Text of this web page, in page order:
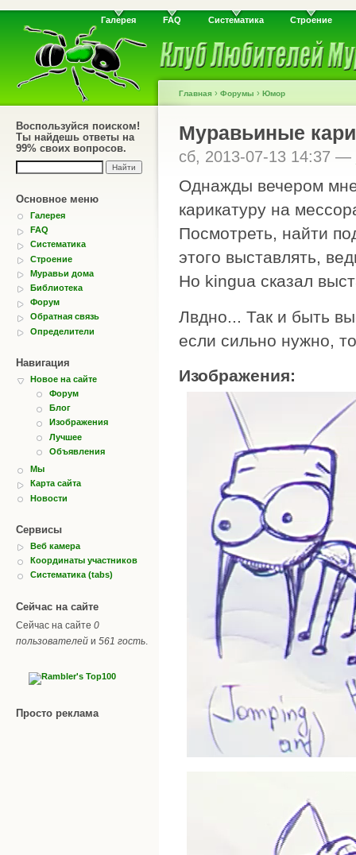
Галерея FAQ Систематика Строение
Воспользуйся поиском!
Ты найдешь ответы на
99% своих вопросов.
Основное меню
Галерея
FAQ
Систематика
Строение
Муравьи дома
Библиотека
Форум
Обратная связь
Определители
Навигация
Новое на сайте
Форум
Блог
Изображения
Лучшее
Объявления
Мы
Карта сайта
Новости
Сервисы
Веб камера
Координаты участников
Систематика (tabs)
Сейчас на сайте
Сейчас на сайте 0
пользователей и 561 гость
Просто реклама
Главная › Форумы › Юмор
Муравьиные
сб, 2013-07-13 14:37 —
Однажды вечером
карикатуру на
Посмотреть, найти
этого выставлять,
Но kingua сказал
Лвдно... Так и быть
если сильно нужно,
Изображения: